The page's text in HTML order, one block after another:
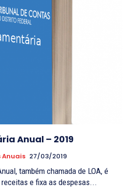
Anual – 2019
Anuais 27/03/2019
também chamada de LOA, é
e fixa as despesas...